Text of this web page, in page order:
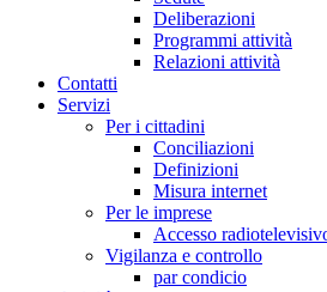
Deliberazioni
Programmi attività
Relazioni attività
Contatti
Servizi
Per i cittadini
Conciliazioni
Definizioni
Misura internet
Per le imprese
Accesso
Vigilanza e controllo
par condicio